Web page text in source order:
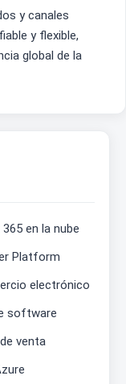
y canales
y flexible,
global de la
en la nube
Platform
electrónico
software
venta